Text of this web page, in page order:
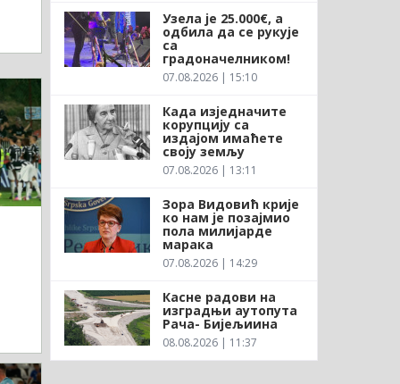
Узела је 25.000€, а
одбила да се рукује
са
градоначелником!
07.08.2026 | 15:10
Када изједначите
корупцију са
издајом имаћете
своју земљу
07.08.2026 | 13:11
Зора Видовић крије
ко нам је позајмио
пола милијарде
марака
07.08.2026 | 14:29
Касне радови на
изградњи аутопута
Рача- Бијељиина
08.08.2026 | 11:37